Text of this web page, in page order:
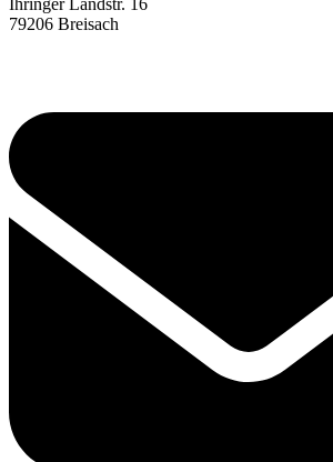
Ihringer Landstr. 16
79206 Breisach